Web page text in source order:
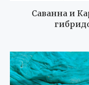
Саванна и